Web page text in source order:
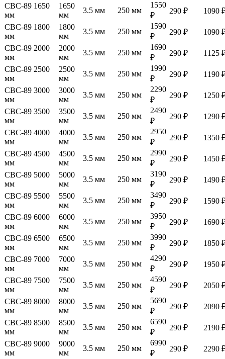
СВС-89 1650
мм
1650
мм
3.5 мм 250 мм
1550
₽
290 ₽
1090
СВС-89 1800
мм
1800
мм
3.5 мм 250 мм
1590
₽
290 ₽
1090
СВС-89 2000
мм
2000
мм
3.5 мм 250 мм
1690
₽
290 ₽
1125
СВС-89 2500
мм
2500
мм
3.5 мм 250 мм
1990
₽
290 ₽
1190
СВС-89 3000
мм
3000
мм
3.5 мм 250 мм
2290
₽
290 ₽
1250
СВС-89 3500
мм
3500
мм
3.5 мм 250 мм
2490
₽
290 ₽
1290
СВС-89 4000
мм
4000
мм
3.5 мм 250 мм
2950
₽
290 ₽
1350
СВС-89 4500
мм
4500
мм
3.5 мм 250 мм
2990
₽
290 ₽
1450
СВС-89 5000
мм
5000
мм
3.5 мм 250 мм
3190
₽
290 ₽
1490
СВС-89 5500
мм
5500
мм
3.5 мм 250 мм
3490
₽
290 ₽
1590
СВС-89 6000
мм
6000
мм
3.5 мм 250 мм
3950
₽
290 ₽
1690
СВС-89 6500
мм
6500
мм
3.5 мм 250 мм
3990
₽
290 ₽
1850
СВС-89 7000
мм
7000
мм
3.5 мм 250 мм
4290
₽
290 ₽
1950
СВС-89 7500
мм
7500
мм
3.5 мм 250 мм
4590
₽
290 ₽
2050
СВС-89 8000
мм
8000
мм
3.5 мм 250 мм
5690
₽
290 ₽
2090
СВС-89 8500
мм
8500
мм
3.5 мм 250 мм
6590
₽
290 ₽
2190
СВС-89 9000
мм
9000
мм
3.5 мм 250 мм
6990
₽
290 ₽ 2290